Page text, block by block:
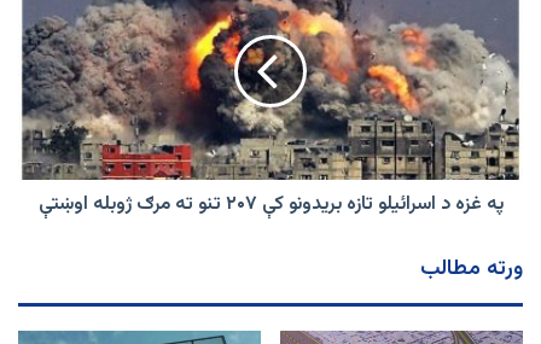
اسرائیلو
تازه
بریدونو
کې
۲۰۷
تنو
اوښتې
په غزه د اسرائیلو تازه بریدونو کې ۲۰۷ تنو ته مرګ ژوبله اوښتې
ورته مطالب